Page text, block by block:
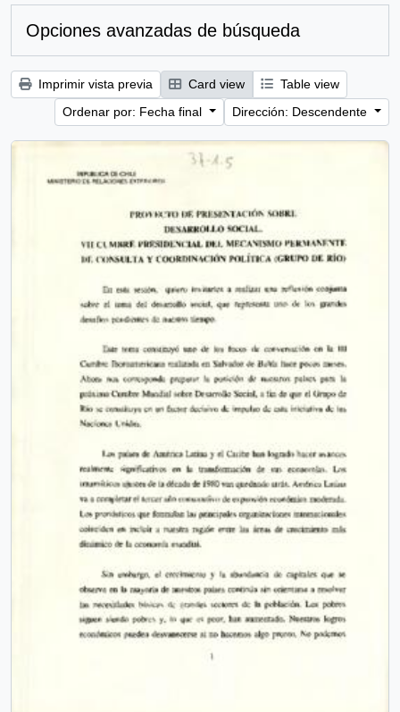
Opciones avanzadas de búsqueda
Imprimir vista previa Card view
Table view
Ordenar por: Fecha final
Dirección: Descendente